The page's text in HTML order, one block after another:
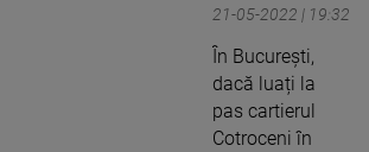
21-05-2022 | 19:32
În București,
dacă luați la
pas cartierul
Cotroceni în